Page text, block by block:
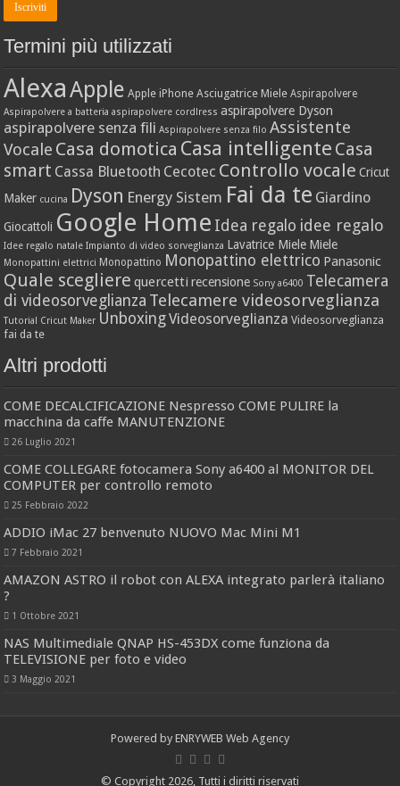
Termini più utilizzati
AlexaApple Apple iPhone Asciugatrice Miele Aspirapolvere
Aspirapolvere a batteria aspirapolvere cordlress aspirapolvere Dyson
aspirapolvere senza fili Aspirapolvere senza filo Assistente
Vocale Casa domotica Casa intelligente Casa
smart Cassa Bluetooth Cecotec Controllo vocale Cricut
Maker cucina Dyson Energy Sistem Fai da te Giardino
Giocattoli Google Home Idea regalo idee regalo
Idee regalo natale Impianto di video sorveglianza Lavatrice Miele Miele
Monopattini elettrici Monopattino Monopattino elettrico Panasonic
Quale scegliere quercetti recensione Sony a6400 Telecamera
di videosorveglianza Telecamere videosorveglianza
Tutorial Cricut Maker UnboxingVideosorveglianza Videosorveglianza
fai da te
Altri prodotti
COME DECALCIFICAZIONE Nespresso COME PULIRE la
macchina da caffe MANUTENZIONE
26 Luglio 2021
COME COLLEGARE fotocamera Sony a6400 al MONITOR DEL
COMPUTER per controllo remoto
25 Febbraio 2022
ADDIO iMac 27 benvenuto NUOVO Mac Mini M1
7 Febbraio 2021
AMAZON ASTRO il robot con ALEXA integrato parlerà italiano
?
1 Ottobre 2021
NAS Multimediale QNAP HS-453DX come funziona da
TELEVISIONE per foto e video
3 Maggio 2021
Powered by ENRYWEB Web Agency
© Copyright 2026, Tutti i diritti riservati